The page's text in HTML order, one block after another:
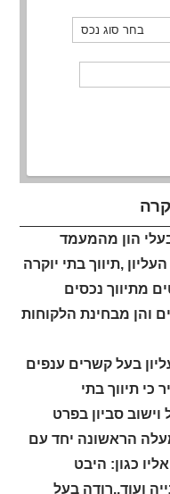
בעלי הון מהמעמד
,תיווך בתי יוקרה
מתיווך נכסים
והן מבחינת הלקוחות
בעל קשרים ענפים
כי תיווך בתי
וישוב סביון בפרט
הראשונה יחד עם
כגון: היבט
ועוד..רודה בעל